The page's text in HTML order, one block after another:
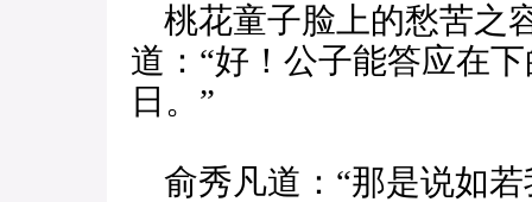
桃花童子脸上的愁苦之
道：“好！公子能答应在
日。”
俞秀凡道：“那是说如